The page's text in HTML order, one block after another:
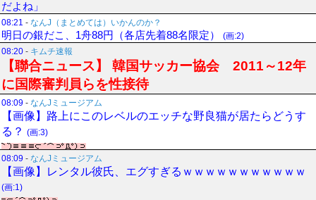
だよね」
08:21 - なんJ（まとめては）いかんのか？
明日の銀だこ、1舟88円（各店先着88名限定）
(画:2)
08:20 - キムチ速報
【聯合ニュース】 韓国サッカー協会 2011～12年
に国際審判員らを性接待
08:09 - なんJミュージアム
【画像】路上にこのレベルのエッチな野良猫が居たらどうす
る？ (画:3)
08:09 - なんJミュージアム
【画像】レンタル彼氏、エグすぎるｗｗｗｗｗｗｗｗｗｗｗ
(画:1)